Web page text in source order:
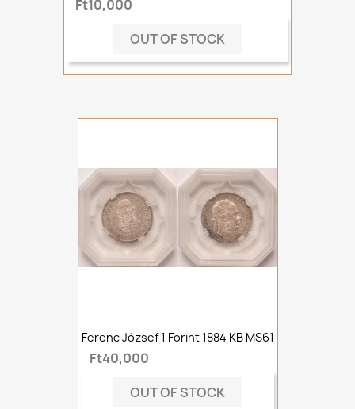
Ft10,000
OUT OF STOCK
Ferenc József 1 Forint 1884 KB MS61
Ft40,000
OUT OF STOCK